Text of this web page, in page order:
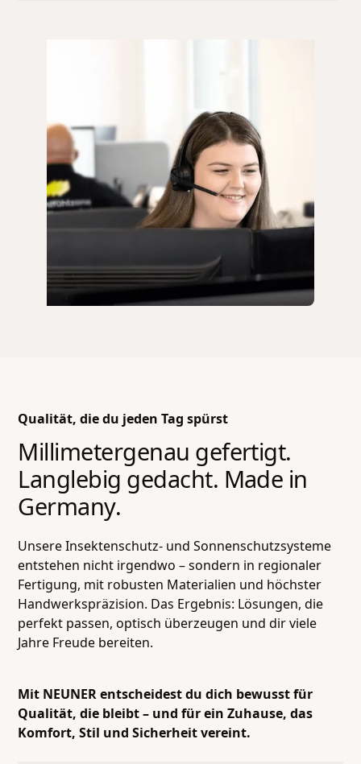
Qualität, die du jeden Tag spürst
Millimetergenau gefertigt.
Langlebig gedacht. Made in
Germany.
Unsere Insektenschutz- und Sonnenschutzsysteme
entstehen nicht irgendwo – sondern in regionaler
Fertigung, mit robusten Materialien und höchster
Handwerkspräzision. Das Ergebnis: Lösungen, die
perfekt passen, optisch überzeugen und dir viele
Jahre Freude bereiten.
Mit NEUNER entscheidest du dich bewusst für
Qualität, die bleibt – und für ein Zuhause, das
Komfort, Stil und Sicherheit vereint.